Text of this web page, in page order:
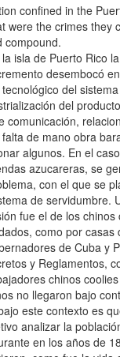
confined in the
were the crimes they
compound.
isla de Puerto Rico
desembocó
del
del
comunicación,
de mano obra
algunos. En el
azucareras, se
con el que se
de servidumbre.
fue el de los
como por casas
de Cuba y
y Reglamentos,
chinos
no llegaron bajo
este contexto es
analizar la
en los años de